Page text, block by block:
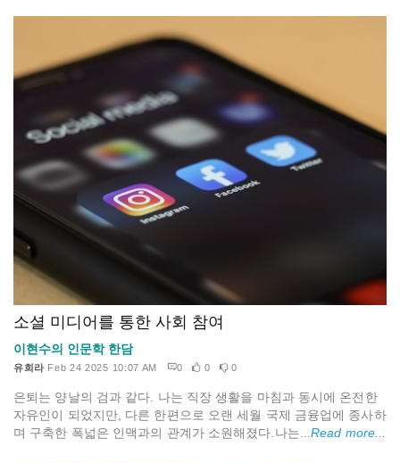
소셜 미디어를 통한 사회 참여
이현수의 인문학 한담
유희라 Feb 24 2025 10:07 AM 0 0 0
은퇴는 양날의 검과 같다. 나는 직장 생활을 마침과 동시에 온전한
자유인이 되었지만, 다른 한편으로 오랜 세월 국제 금융업에 종사하
며 구축한 폭넓은 인맥과의 관계가 소원해졌다.나는...Read more...